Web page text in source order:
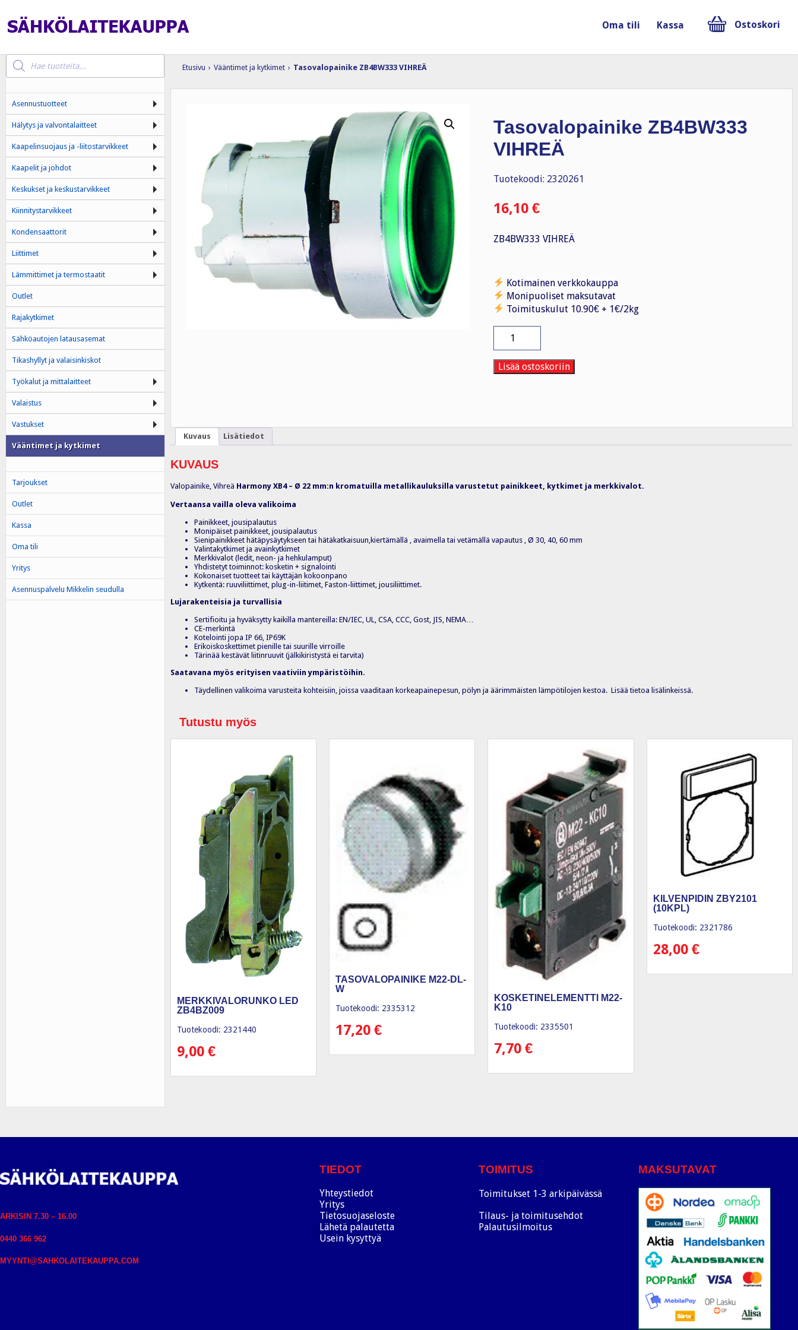
Oma tili Kassa Ostoskori
Etusivu › Vääntimet ja kytkimet › Tasovalopainike ZB4BW333 VIHREÄ
Tasovalopainike ZB4BW333
VIHREÄ
Tuotekoodi: 2320261
16,10 €
ZB4BW333 VIHREÄ
Kotimainen verkkokauppa
Monipuoliset maksutavat
Toimituskulut 10.90€ + 1€/2kg
ZB4BW333
VIHREÄ
määrä
Lisää ostoskoriin
Kuvaus Lisätiedot
KUVAUS
Valopainike, Vihreä Harmony XB4 – Ø 22 mm:n kromatuilla metallikauluksilla varustetut painikkeet, kytkimet ja merkkivalot.
Vertaansa vailla oleva valikoima
Painikkeet, jousipalautus
Monipäiset painikkeet, jousipalautus
Sienipainikkeet hätäpysäytykseen tai hätäkatkaisuun,kiertämällä , avaimella tai vetämällä vapautus , Ø 30, 40, 60 mm
Valintakytkimet ja avainkytkimet
Merkkivalot (ledit, neon- ja hehkulamput)
Yhdistetyt toiminnot: kosketin + signalointi
Kokonaiset tuotteet tai käyttäjän kokoonpano
Kytkentä: ruuviliittimet, plug-in-liitimet, Faston-liittimet, jousiliittimet.
Lujarakenteisia ja turvallisia
Sertifioitu ja hyväksytty kaikilla mantereilla: EN/IEC, UL, CSA, CCC, Gost, JIS, NEMA…
CE-merkintä
Kotelointi jopa IP 66, IP69K
Erikoiskoskettimet pienille tai suurille virroille
Tärinää kestävät liitinruuvit (jälkikiristystä ei tarvita)
Saatavana myös erityisen vaativiin ympäristöihin.
Täydellinen valikoima varusteita kohteisiin, joissa vaaditaan korkeapainepesun, pölyn ja äärimmäisten lämpötilojen kestoa. Lisää tietoa lisälinkeissä.
Tutustu myös
MERKKIVALORUNKO LED
ZB4BZ009
Tuotekoodi: 2321440
9,00 €
TASOVALOPAINIKE M22-DL-
W
Tuotekoodi: 2335312
17,20€
KOSKETINELEMENTTI M22-
K10
Tuotekoodi: 2335501
7,70€
KILVENPIDIN ZBY2101
(10KPL)
Tuotekoodi: 2321786
28,00 €
Products
search
Asennustuotteet
Hälytys ja valvontalaitteet
Kaapelinsuojaus ja -liitostarvikkeet
Kaapelit ja johdot
Keskukset ja keskustarvikkeet
Kiinnitystarvikkeet
Kondensaattorit
Liittimet
Lämmittimet ja termostaatit
Outlet
Rajakytkimet
Sähköautojen latausasemat
Tikashyllyt ja valaisinkiskot
Työkalut ja mittalaitteet
Valaistus
Vastukset
Vääntimet ja kytkimet
Tarjoukset
Outlet
Kassa
Oma tili
Yritys
Asennuspalvelu Mikkelin seudulla
ARKISIN 7.30 – 16.00
0440 366 962
MYYNTI@SAHKOLAITEKAUPPA.COM
TIEDOT
Yhteystiedot
Yritys
Tietosuojaseloste
Lähetä palautetta
Usein kysyttyä
TOIMITUS
Toimitukset 1-3 arkipäivässä
Tilaus- ja toimitusehdot
Palautusilmoitus
MAKSUTAVAT